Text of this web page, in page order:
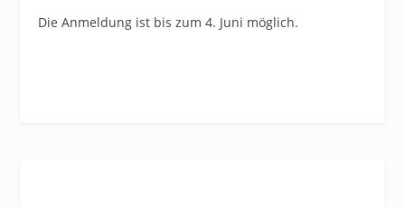
Die Anmeldung ist bis zum 4. Juni möglich.